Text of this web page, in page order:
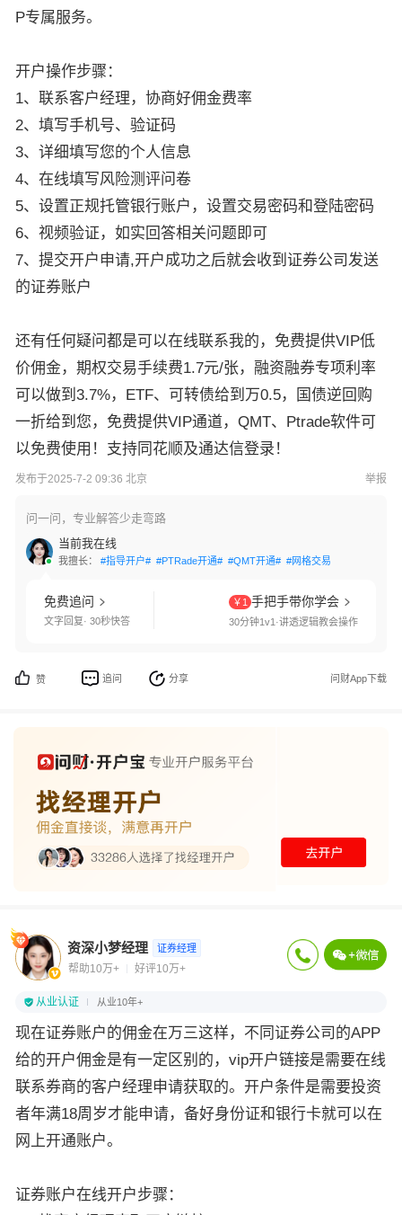
P专属服务。
开户操作步骤：
1、联系客户经理，协商好佣金费率
2、填写手机号、验证码
3、详细填写您的个人信息
4、在线填写风险测评问卷
5、设置正规托管银行账户，设置交易密码和登陆密码
6、视频验证，如实回答相关问题即可
7、提交开户申请,开户成功之后就会收到证券公司发送
的证券账户
还有任何疑问都是可以在线联系我的，免费提供VIP低
价佣金，期权交易手续费1.7元/张，融资融券专项利率
可以做到3.7%，ETF、可转债给到万0.5，国债逆回购
一折给到您，免费提供VIP通道，QMT、Ptrade软件可
以免费使用！支持同花顺及通达信登录！
发布于2025-7-2 09:36 北京 举报
问一问，专业解答少走弯路
当前我在线
我擅长： #指导开户# #PTRade开通# #QMT开通# #网格交易#
免费追问
文字回复· 30秒快答
￥1 手把手带你学会
30分钟1v1·讲透逻辑教会操作
赞 追问 分享 问财App下载
资深小梦经理 证券经理
帮助10万+ 好评10万+
从业认证 从业10年+
现在证券账户的佣金在万三这样，不同证券公司的APP
给的开户佣金是有一定区别的，vip开户链接是需要在线
联系券商的客户经理申请获取的。开户条件是需要投资
者年满18周岁才能申请，备好身份证和银行卡就可以在
网上开通账户。
证券账户在线开户步骤：